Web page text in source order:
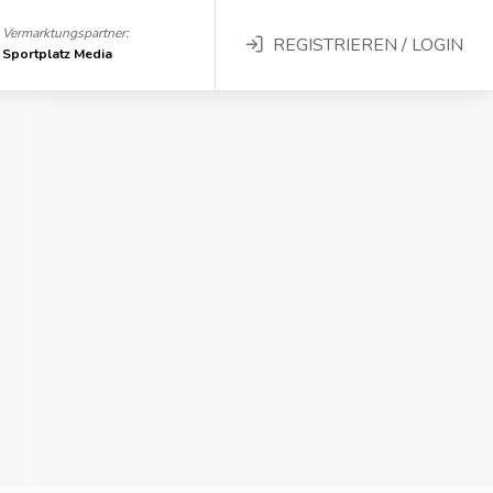
Vermarktungspartner:
Sportplatz Media
REGISTRIEREN / LOGIN